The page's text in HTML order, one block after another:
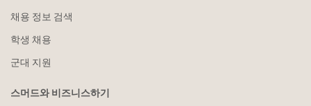
채용 정보 검색
학생 채용
군대 지원
스머드와 비즈니스하기